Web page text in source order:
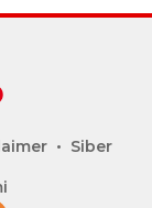
Siber